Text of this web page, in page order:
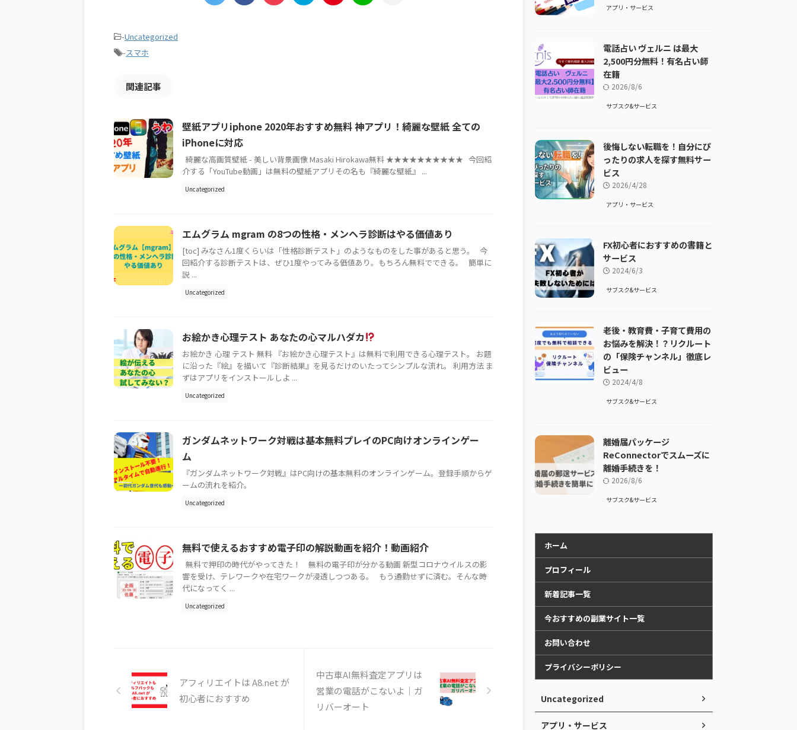
-Uncategorized
-スマホ
関連記事
壁紙アプリiphone 2020年おすすめ無料 神アプリ！綺麗な壁紙 全ての
iPhoneに対応
綺麗な高画質壁紙 - 美しい背景画像 Masaki Hirokawa無料 ★★★★★★★★★★ 今回紹
介する「YouTube動画」は無料の壁紙アプリその名も『綺麗な壁紙』 ...
Uncategorized
エムグラム mgram の8つの性格・メンヘラ診断はやる価値あり
[toc] みなさん1度くらいは「性格診断テスト」のようなものをした事があると思う。 今
回紹介する診断テストは、ぜひ1度やってみる価値あり。もちろん無料でできる。 簡単に
説 ...
Uncategorized
お絵かき心理テスト あなたの心マルハダカ
お絵かき 心理 テスト 無料 『お絵かき心理テスト』は無料で利用できる心理テスト。 お題
に沿った『絵』を描いて『診断結果』を見るだけのいたってシンプルな流れ。 利用方法 ま
ずはアプリをインストールしよ ...
Uncategorized
ガンダムネットワーク対戦は基本無料プレイのPC向けオンラインゲー
ム
『ガンダムネットワーク対戦』はPC向けの基本無料のオンラインゲーム。登録手順からゲ
ームの流れを紹介。
Uncategorized
無料で使えるおすすめ電子印の解説動画を紹介！動画紹介
無料で押印の時代がやってきた！ 無料の電子印が分かる動画 新型コロナウイルスの影
響を受け、テレワークや在宅ワークが浸透しつつある。 もう通勤せずに済む。そんな時
代になってく ...
Uncategorized
アフィリエイトは A8.net が
初心者におすすめ
中古車AI無料査定アプリは
営業の電話がこないよ｜ガ
リバーオート
アプリ・サービス
電話占い ヴェルニ は最大
2,500円分無料！有名占い師
在籍
2026/8/6
サブスク&サービス
後悔しない転職を！自分にぴ
ったりの求人を探す無料サー
ビス
2026/4/28
アプリ・サービス
FX初心者におすすめの書籍と
サービス
2024/6/3
サブスク&サービス
老後・教育費・子育て費用の
お悩みを解決！？リクルート
の「保険チャンネル」徹底レ
ビュー
2024/4/8
サブスク&サービス
離婚届パッケージ
ReConnectorでスムーズに
離婚手続きを！
2026/8/6
サブスク&サービス
ホーム
プロフィール
新着記事一覧
今おすすめの副業サイト一覧
お問い合わせ
プライバシーポリシー
Uncategorized
アプリ・サービス